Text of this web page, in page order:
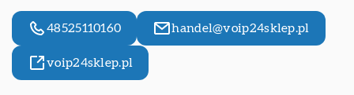
48525110160 handel@voip24sklep.pl
voip24sklep.pl